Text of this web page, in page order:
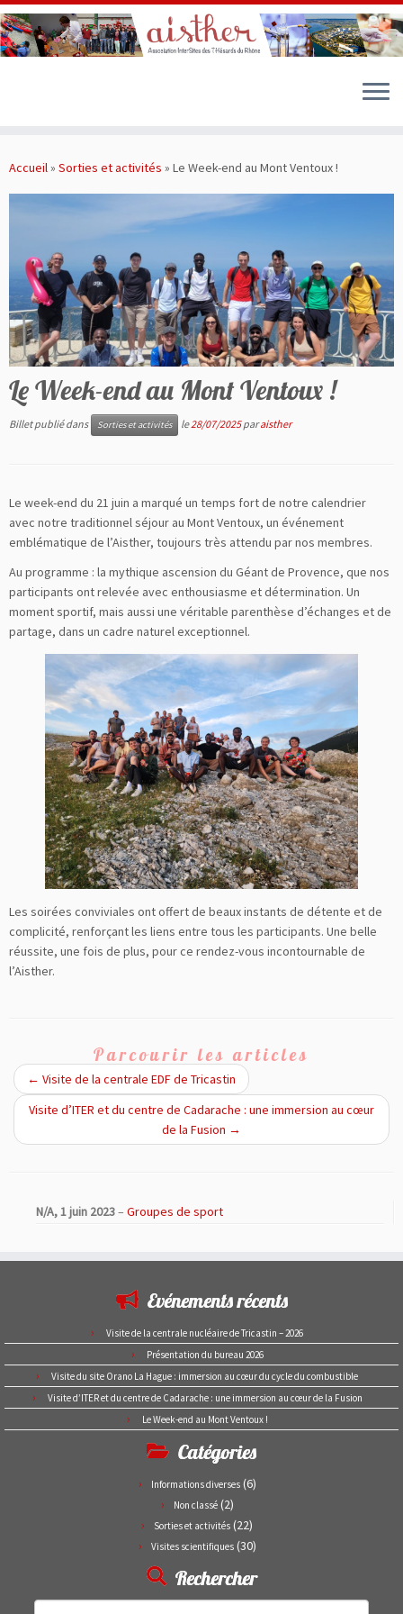
auAccueil » Sorties et activités » Le Week-end au Mont Ventoux !
Le Week-end au Mont Ventoux !
Billet publié dans Sorties et activités le28/07/2025 paraisther
Le week-end du 21 juin a marqué un temps fort de notre calendrier
avec notre traditionnel séjour au Mont Ventoux, un événement
emblématique de l’Aisther, toujours très attendu par nos membres.
Au programme : la mythique ascension du Géant de Provence, que nos
participants ont relevée avec enthousiasme et détermination. Un
moment sportif, mais aussi une véritable parenthèse d’échanges et de
partage, dans un cadre naturel exceptionnel.
Les soirées conviviales ont offert de beaux instants de détente et de
complicité, renforçant les liens entre tous les participants. Une belle
réussite, une fois de plus, pour ce rendez-vous incontournable de
l’Aisther.
Parcourir les articles
← Visite de la centrale EDF de Tricastin
Visite d’ITER et du centre de Cadarache : une immersion au cœur
de la Fusion →
N/A, 1 juin 2023– Groupes de sport
Evénements récents
Visite de la centrale nucléaire de Tricastin – 2026
Présentation du bureau 2026
Visite du site Orano La Hague : immersion au cœur du cycle du combustible
Visite d’ITER et du centre de Cadarache : une immersion au cœur de la Fusion
Le Week-end au Mont Ventoux !
Catégories
Informations diverses(6)
Non classé(2)
Sorties et activités (22)
Visites scientifiques(30)
Rechercher